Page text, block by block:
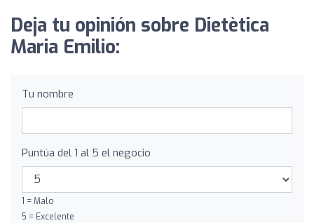
Deja tu opinión sobre Dietètica
Maria Emilio:
Tu nombre
Puntúa del 1 al 5 el negocio
1 = Malo
5 = Excelente